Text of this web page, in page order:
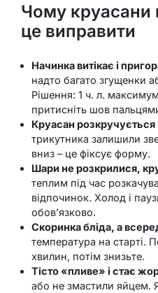
Чому круасани
це виправити
Начинка витікає і
надто багато згущенки
Рішення: 1 ч. л.
притисніть шов
Круасан розкручується
трикутника залишили
вниз – це фіксує форму.
Шари не розкрилися,
теплим під час
відпочинок. Холод і
обов’язково.
Скоринка бліда, а
температура на старті.
хвилин, потім знизьте.
Тісто «пливе» і стає
або не змастили яйцем.